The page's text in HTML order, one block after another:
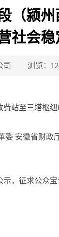
（颍
社会
司 浏览：
至三塔枢纽
安徽省财
，征求公众宝